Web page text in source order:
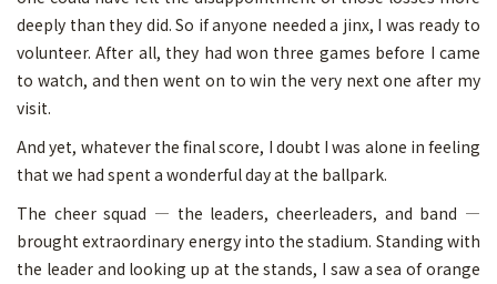
deeply than they did. So if anyone needed a jinx, I was ready to
volunteer. After all, they had won three games before I came
to watch, and then went on to win the very next one after my
visit.
And yet, whatever the final score, I doubt I was alone in feeling
that we had spent a wonderful day at the ballpark.
The cheer squad — the leaders, cheerleaders, and band —
brought extraordinary energy into the stadium. Standing with
the leader and looking up at the stands, I saw a sea of orange